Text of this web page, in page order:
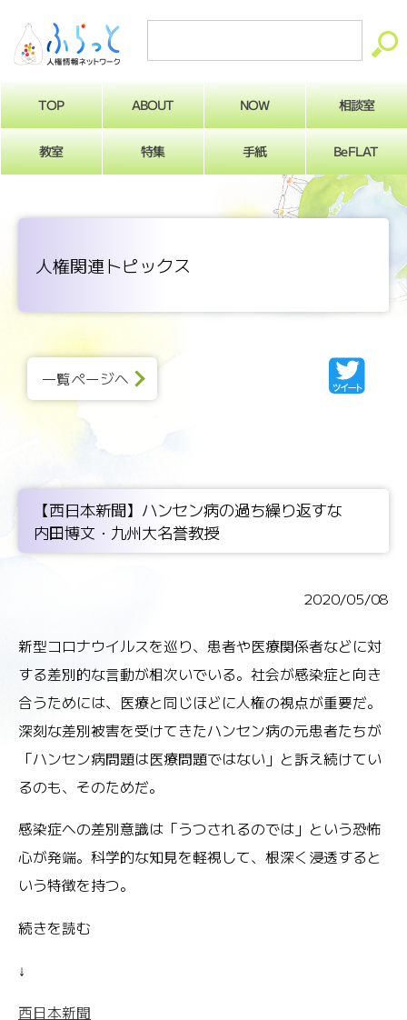
TOP ABOUT NOW 相談室
教室 特集 手紙 BeFLAT
人権関連トピックス
一覧ページへ
【西日本新聞】ハンセン病の過ち繰り返すな
内田博文・九州大名誉教授
2020/05/08
新型コロナウイルスを巡り、患者や医療関係者などに対
する差別的な言動が相次いでいる。社会が感染症と向き
合うためには、医療と同じほどに人権の視点が重要だ。
深刻な差別被害を受けてきたハンセン病の元患者たちが
「ハンセン病問題は医療問題ではない」と訴え続けてい
るのも、そのためだ。
感染症への差別意識は「うつされるのでは」という恐怖
心が発端。科学的な知見を軽視して、根深く浸透すると
いう特徴を持つ。
続きを読む
↓
西日本新聞